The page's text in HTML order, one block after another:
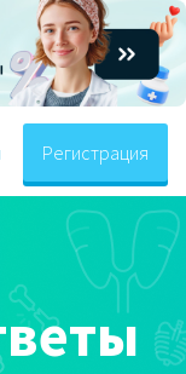
Регистрация